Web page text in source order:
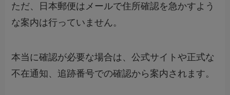
ただ、日本郵便はメールで住所確認を急かすよう
な案内は行っていません。
本当に確認が必要な場合は、公式サイトや正式な
不在通知、追跡番号での確認から案内されます。